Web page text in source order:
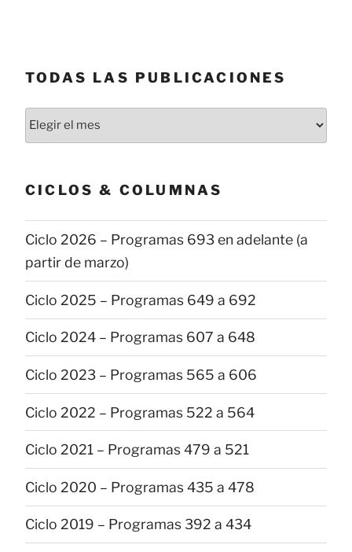
TODAS LAS PUBLICACIONES
Todas
las
CICLOS & COLUMNAS
Ciclo 2026 – Programas 693 en adelante (a
partir de marzo)
Ciclo 2025 – Programas 649 a 692
Ciclo 2024 – Programas 607 a 648
Ciclo 2023 – Programas 565 a 606
Ciclo 2022 – Programas 522 a 564
Ciclo 2021 – Programas 479 a 521
Ciclo 2020 – Programas 435 a 478
Ciclo 2019 – Programas 392 a 434